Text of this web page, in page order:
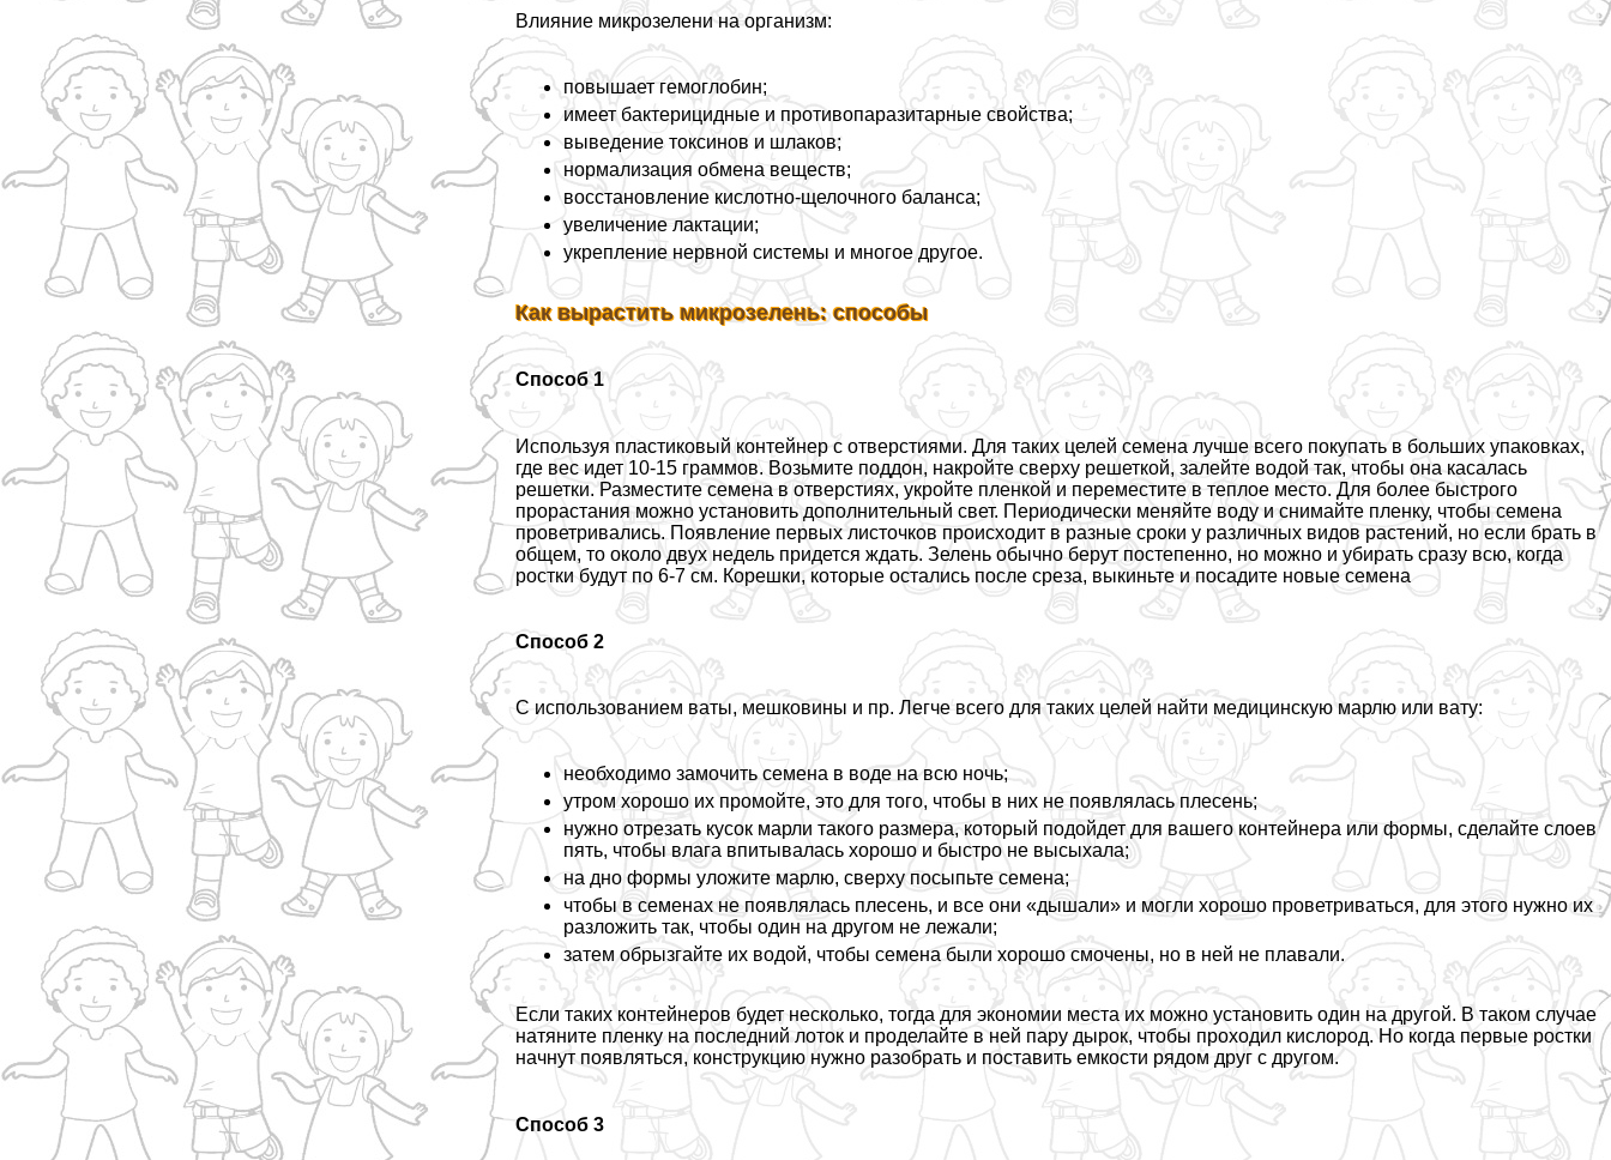
Влияние микрозелени на организм:
повышает гемоглобин;
имеет бактерицидные и противопаразитарные свойства;
выведение токсинов и шлаков;
нормализация обмена веществ;
восстановление кислотно-щелочного баланса;
увеличение лактации;
укрепление нервной системы и многое другое.
Как вырастить микрозелень: способы
Способ 1
Используя пластиковый контейнер с отверстиями. Для таких целей семена лучше всего покупать в больших упаковках,
где вес идет 10-15 граммов. Возьмите поддон, накройте сверху решеткой, залейте водой так, чтобы она касалась
решетки. Разместите семена в отверстиях, укройте пленкой и переместите в теплое место. Для более быстрого
прорастания можно установить дополнительный свет. Периодически меняйте воду и снимайте пленку, чтобы семена
проветривались. Появление первых листочков происходит в разные сроки у различных видов растений, но если брать в
общем, то около двух недель придется ждать. Зелень обычно берут постепенно, но можно и убирать сразу всю, когда
ростки будут по 6-7 см. Корешки, которые остались после среза, выкиньте и посадите новые семена
Способ 2
С использованием ваты, мешковины и пр. Легче всего для таких целей найти медицинскую марлю или вату:
необходимо замочить семена в воде на всю ночь;
утром хорошо их промойте, это для того, чтобы в них не появлялась плесень;
нужно отрезать кусок марли такого размера, который подойдет для вашего контейнера или формы, сделайте слоев
пять, чтобы влага впитывалась хорошо и быстро не высыхала;
на дно формы уложите марлю, сверху посыпьте семена;
чтобы в семенах не появлялась плесень, и все они «дышали» и могли хорошо проветриваться, для этого нужно их
разложить так, чтобы один на другом не лежали;
затем обрызгайте их водой, чтобы семена были хорошо смочены, но в ней не плавали.
Если таких контейнеров будет несколько, тогда для экономии места их можно установить один на другой. В таком случае
натяните пленку на последний лоток и проделайте в ней пару дырок, чтобы проходил кислород. Но когда первые ростки
начнут появляться, конструкцию нужно разобрать и поставить емкости рядом друг с другом.
Способ 3